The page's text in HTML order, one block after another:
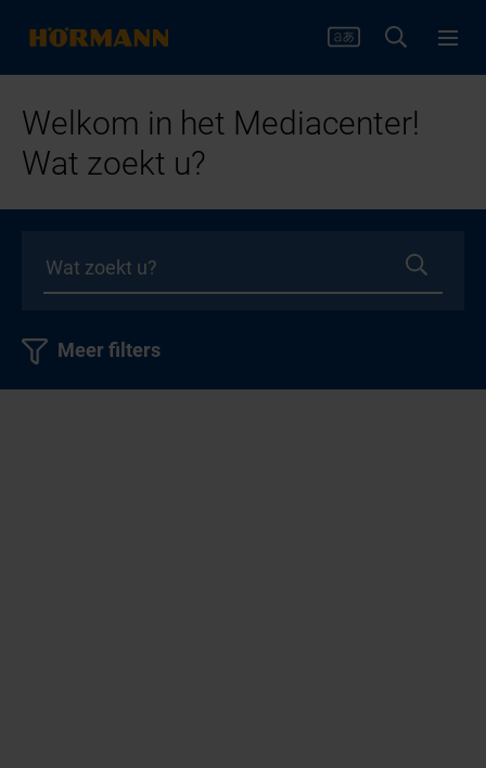
Welkom in het Mediacenter!
Wat zoekt u?
Meer filters